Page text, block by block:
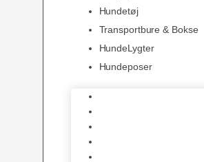
Hundetøj
Transportbure & Bokse
HundeLygter
Hundeposer